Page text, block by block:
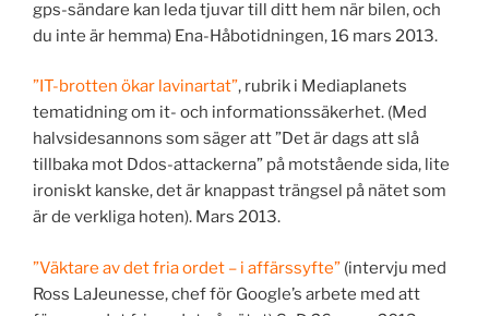
gps-sändare kan leda tjuvar till ditt hem när bilen, och
du inte är hemma) Ena-Håbotidningen, 16 mars 2013.
”IT-brotten ökar lavinartat”, rubrik i Mediaplanets
tematidning om it- och informationssäkerhet. (Med
halvsidesannons som säger att ”Det är dags att slå
tillbaka mot Ddos-attackerna” på motstående sida, lite
ironiskt kanske, det är knappast trängsel på nätet som
är de verkliga hoten). Mars 2013.
”Väktare av det fria ordet – i affärssyfte” (intervju med
Ross LaJeunesse, chef för Google’s arbete med att